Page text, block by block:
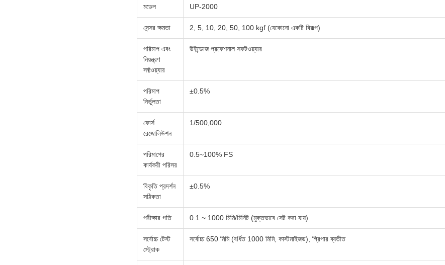
মডেল UP-2000
সেন্সর ক্ষমতা 2, 5, 10, 20, 50, 100 kgf (যেকোনো একটি বিকল্প)
পরিমাপ এবং
নিয়ন্ত্রণ
সফ্টওয়্যার
উইন্ডোজ প্রফেশনাল সফটওয়্যার
পরিমাপ
নির্ভুলতা
±0.5%
ফোর্স
রেজোলিউশন
1/500,000
পরিমাপের
কার্যকরী পরিসর
0.5~100% FS
বিকৃতি প্রদর্শন
সঠিকতা
±0.5%
পরীক্ষার গতি 0.1 ~ 1000 মিমি/মিনিট (মুক্তভাবে সেট করা যায়)
সর্বোচ্চ টেস্ট
স্ট্রোক
সর্বোচ্চ 650 মিমি (বর্ধিত 1000 মিমি, কাস্টমাইজড), গ্রিপার ব্যতীত